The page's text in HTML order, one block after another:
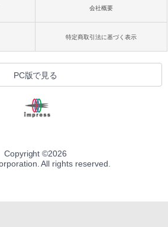
会社概要
特定商取引法に基づく表示
PC版で見る
Copyright ©2026
All rights reserved.